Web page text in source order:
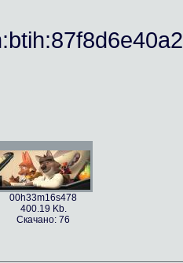
00h33m16s478
400.19 Kb.
Скачано: 76